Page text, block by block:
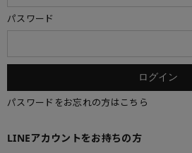
パスワード
パスワードをお忘れの方はこちら
LINEアカウントをお持ちの方